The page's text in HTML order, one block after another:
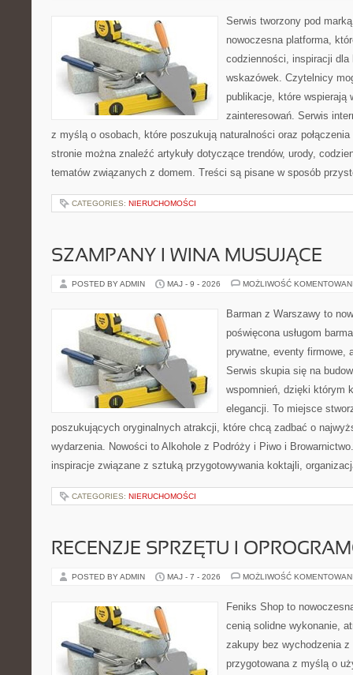
Serwis tworzony pod
nowoczesna platforma,
codzienności, inspiracji
wskazówek. Czytelnicy
publikacje, które wspierają
zainteresowań. Serwis
z myślą o osobach, które poszukują naturalności oraz
stronie można znaleźć artykuły dotyczące trendów, urody,
tematów związanych z domem. Treści są pisane w sposób
CATEGORIES: NIERUCHOMOŚCI
SZAMPANY I WINA MUSUJĄCE
POSTED BY ADMIN MAJ - 9 - 2026 MOŻLIWOŚĆ
Barman z Warszawy to
poświęcona usługom
prywatne, eventy firmowe,
Serwis skupia się na
wspomnień, dzięki którym
elegancji. To miejsce
poszukujących oryginalnych atrakcji, które chcą zadbać o
wydarzenia. Nowości to Alkohole z Podróży i Piwo i
inspiracje związane z sztuką przygotowywania koktajli,
CATEGORIES: NIERUCHOMOŚCI
RECENZJE SPRZĘTU I
POSTED BY ADMIN MAJ - 7 - 2026 MOŻLIWOŚĆ
Feniks Shop to
cenią solidne wykonanie,
zakupy bez wychodzenia z
przygotowana z myślą o